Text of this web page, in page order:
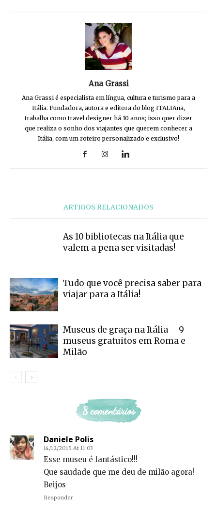
Ana Grassi
Ana Grassi é especialista em língua, cultura e turismo para a
Itália. Fundadora, autora e editora do blog ITALIAna,
trabalha como travel designer há 10 anos; isso quer dizer
que realiza o sonho dos viajantes que querem conhecer a
Itália, com um roteiro personalizado e exclusivo!
ARTIGOS RELACIONADOS
As 10 bibliotecas na Itália que
valem a pena ser visitadas!
Tudo que você precisa saber para
viajar para a Itália!
Museus de graça na Itália – 9
museus gratuitos em Roma e
Milão
8 comentários
Daniele Polis
14/12/2015 At 11:03
Esse museu é fantástico!!!
Que saudade que me deu de milão agora!
Beijos
Responder